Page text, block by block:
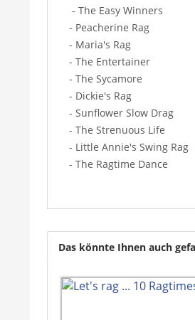
- The Easy Winners
- Peacherine Rag
- Maria's Rag
- The Entertainer
- The Sycamore
- Dickie's Rag
- Sunflower Slow Drag
- The Strenuous Life
- Little Annie's Swing Rag
- The Ragtime Dance
Das könnte Ihnen auch